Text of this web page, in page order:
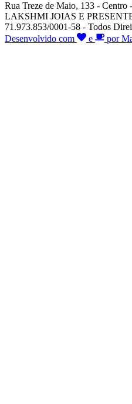
Rua Treze de Maio, 133 - Centro
LAKSHMI JOIAS E
71.973.853/0001-58 - Todos
Desenvolvido com
e por